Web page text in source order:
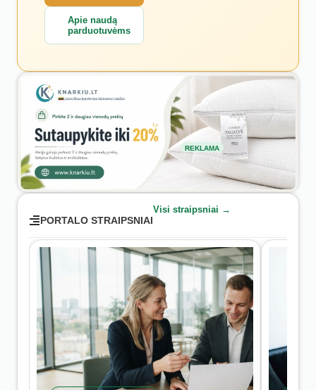
Apie naudą
parduotuvėms
REKLAMA
PORTALO STRAIPSNIAI
Visi straipsniai →